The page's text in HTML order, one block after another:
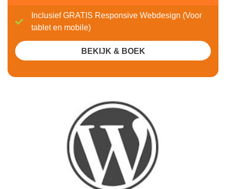
Inclusief GRATIS Responsive Webdesign (Voor
tablet en mobile)
BEKIJK & BOEK